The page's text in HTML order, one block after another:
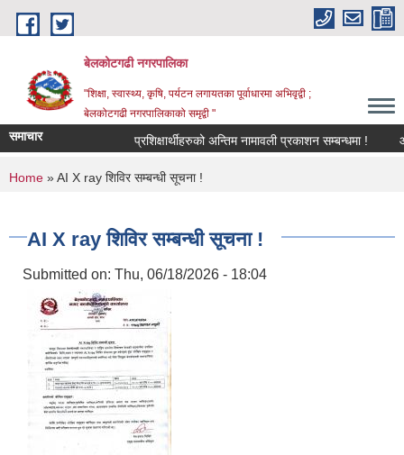
Skip to main content
बेलकोटगढी नगरपालिका
"शिक्षा, स्वास्थ्य, कृषि, पर्यटन लगायतका पूर्वाधारमा अभिवृद्वी ;
बेलकोटगढी नगरपालिकाको समृद्वी "
समाचार प्रशिक्षार्थीहरुको अन्तिम नामावली प्रकाशन सम्बन्धमा !
You are here
Home » AI X ray शिविर सम्बन्धी सूचना !
AI X ray शिविर सम्बन्धी सूचना !
Submitted on: Thu, 06/18/2026 - 18:04